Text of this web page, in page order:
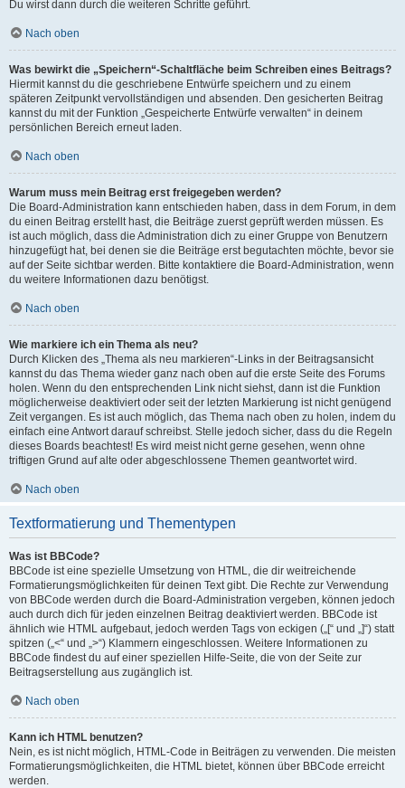
Du wirst dann durch die weiteren Schritte geführt.
Nach oben
Was bewirkt die „Speichern“-Schaltfläche beim Schreiben eines Beitrags?
Hiermit kannst du die geschriebene Entwürfe speichern und zu einem
späteren Zeitpunkt vervollständigen und absenden. Den gesicherten Beitrag
kannst du mit der Funktion „Gespeicherte Entwürfe verwalten“ in deinem
persönlichen Bereich erneut laden.
Nach oben
Warum muss mein Beitrag erst freigegeben werden?
Die Board-Administration kann entschieden haben, dass in dem Forum, in dem
du einen Beitrag erstellt hast, die Beiträge zuerst geprüft werden müssen. Es
ist auch möglich, dass die Administration dich zu einer Gruppe von Benutzern
hinzugefügt hat, bei denen sie die Beiträge erst begutachten möchte, bevor sie
auf der Seite sichtbar werden. Bitte kontaktiere die Board-Administration, wenn
du weitere Informationen dazu benötigst.
Nach oben
Wie markiere ich ein Thema als neu?
Durch Klicken des „Thema als neu markieren“-Links in der Beitragsansicht
kannst du das Thema wieder ganz nach oben auf die erste Seite des Forums
holen. Wenn du den entsprechenden Link nicht siehst, dann ist die Funktion
möglicherweise deaktiviert oder seit der letzten Markierung ist nicht genügend
Zeit vergangen. Es ist auch möglich, das Thema nach oben zu holen, indem du
einfach eine Antwort darauf schreibst. Stelle jedoch sicher, dass du die Regeln
dieses Boards beachtest! Es wird meist nicht gerne gesehen, wenn ohne
triftigen Grund auf alte oder abgeschlossene Themen geantwortet wird.
Nach oben
Textformatierung und Thementypen
Was ist BBCode?
BBCode ist eine spezielle Umsetzung von HTML, die dir weitreichende
Formatierungsmöglichkeiten für deinen Text gibt. Die Rechte zur Verwendung
von BBCode werden durch die Board-Administration vergeben, können jedoch
auch durch dich für jeden einzelnen Beitrag deaktiviert werden. BBCode ist
ähnlich wie HTML aufgebaut, jedoch werden Tags von eckigen („[“ und „]“) statt
spitzen („<“ und „>“) Klammern eingeschlossen. Weitere Informationen zu
BBCode findest du auf einer speziellen Hilfe-Seite, die von der Seite zur
Beitragserstellung aus zugänglich ist.
Nach oben
Kann ich HTML benutzen?
Nein, es ist nicht möglich, HTML-Code in Beiträgen zu verwenden. Die meisten
Formatierungsmöglichkeiten, die HTML bietet, können über BBCode erreicht
werden.